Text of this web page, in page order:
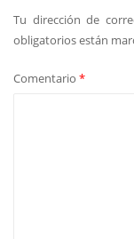
Tu dirección de
obligatorios están
Comentario *